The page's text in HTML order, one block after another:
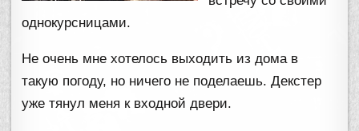
однокурсницами.
Не очень мне хотелось выходить из дома в
такую погоду, но ничего не поделаешь. Декстер
уже тянул меня к входной двери.